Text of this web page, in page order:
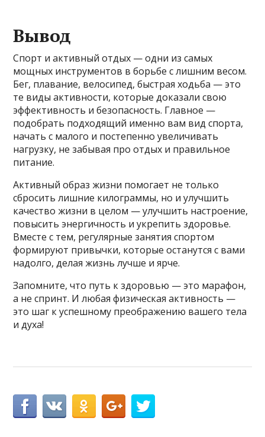
Вывод
Спорт и активный отдых — одни из самых
мощных инструментов в борьбе с лишним весом.
Бег, плавание, велосипед, быстрая ходьба — это
те виды активности, которые доказали свою
эффективность и безопасность. Главное —
подобрать подходящий именно вам вид спорта,
начать с малого и постепенно увеличивать
нагрузку, не забывая про отдых и правильное
питание.
Активный образ жизни помогает не только
сбросить лишние килограммы, но и улучшить
качество жизни в целом — улучшить настроение,
повысить энергичность и укрепить здоровье.
Вместе с тем, регулярные занятия спортом
формируют привычки, которые останутся с вами
надолго, делая жизнь лучше и ярче.
Запомните, что путь к здоровью — это марафон,
а не спринт. И любая физическая активность —
это шаг к успешному преображению вашего тела
и духа!